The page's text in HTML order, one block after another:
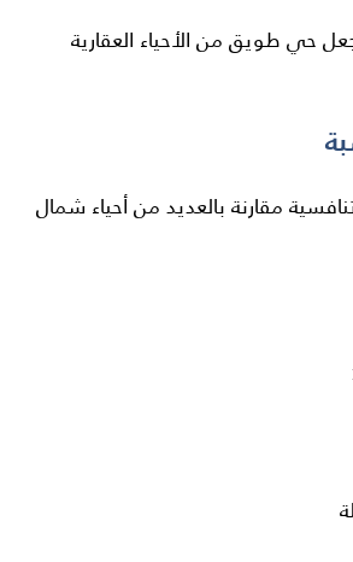
حي طويق من الأحياء العقارية
مقارنة بالعديد من أحياء شمال